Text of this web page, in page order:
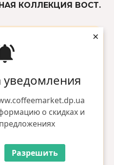
уведомления
о скидках и
Разрешить
×
КОЛЛЕКЦИЯ ВОСТ.